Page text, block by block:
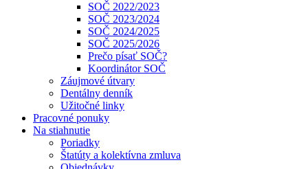
SOČ 2022/2023
SOČ 2023/2024
SOČ 2024/2025
SOČ 2025/2026
Prečo písať SOČ?
Koordinátor SOČ
Záujmové útvary
Dentálny denník
Užitočné linky
Pracovné ponuky
Na stiahnutie
Poriadky
Štatúty a kolektívna zmluva